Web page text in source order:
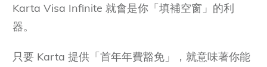
Karta Visa Infinite 就會是你「填補空窗」的利
器。
只要 Karta 提供「首年年費豁免」，就意味著你能